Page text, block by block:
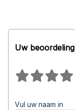
Uw
Vul uw naam in